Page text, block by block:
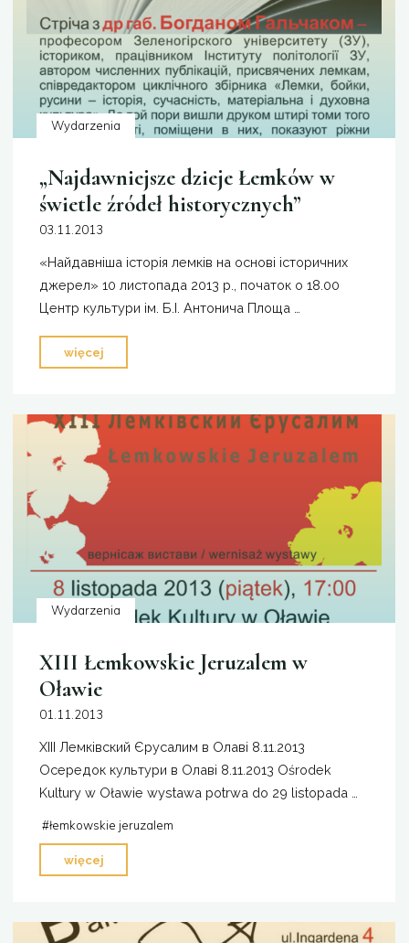
Wydarzenia
„Najdawniejsze dzieje Łemków w
świetle źródeł historycznych”
03.11.2013
«Найдавніша історія лемків на основі історичних
джерел» 10 листопада 2013 р., початок о 18.00
Центр культури ім. Б.І. Антонича Площа …
więcej
w
źródeł
Wydarzenia
XIII Łemkowskie Jeruzalem w
Oławie
01.11.2013
XIII Лемківский Єрусалим в Олаві 8.11.2013
Осередок культури в Олаві 8.11.2013 Ośrodek
Kultury w Oławie wystawa potrwa do 29 listopada …
#łemkowskie jeruzalem
więcej
w